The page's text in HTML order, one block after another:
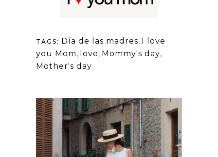
TAGS: Día de las madres,
I love
you Mom, love, Mommy's day,
Mother's day